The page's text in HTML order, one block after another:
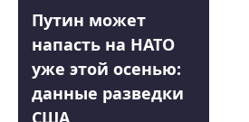
Путин может
напасть на НАТО
уже этой осенью:
данные разведки